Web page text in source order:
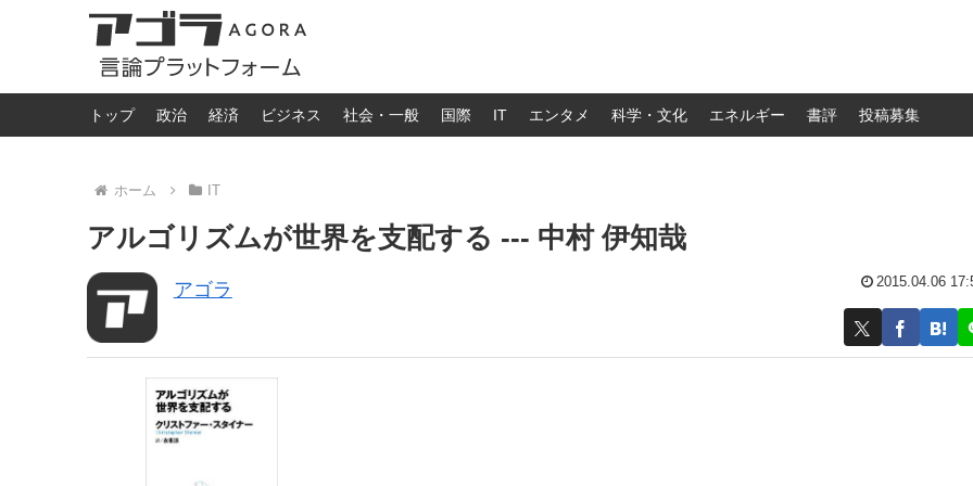
トップ 政治 経済 ビジネス 社会・一般 国際 IT エンタメ 科学・文化 エネルギー 書評 投稿募集
ホーム IT
アルゴリズムが世界を支配する --- 中村 伊知哉
アゴラ 2015.04.06